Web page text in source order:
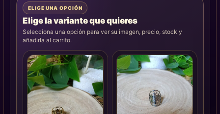
ELIGE UNA OPCIÓN
Elige la variante que quieres
Selecciona una opción para ver su imagen, precio, stock y
añadirla al carrito.